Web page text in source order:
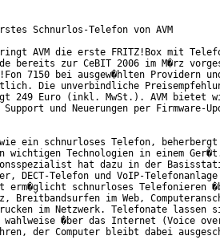
Schnurlos-Telefon von AVM
AVM die erste FRITZ!Box mit
bereits zur CeBIT 2006 im M�rz
7150 bei ausgew�hlten Providern
Die unverbindliche
249 Euro (inkl. MwSt.). AVM bietet
und Neuerungen per Firmware-
wie ein schnurloses Telefon,
wichtigen Technologien in einem
hat dazu in der
DECT-Telefon und VoIP-Telefonanlage
erm�glicht schnurloses Telefonieren
Breitbandsurfen im Web,
im Netzwerk. Telefonate lassen
wahlweise �ber das Internet (Voice
der Computer bleibt dabei